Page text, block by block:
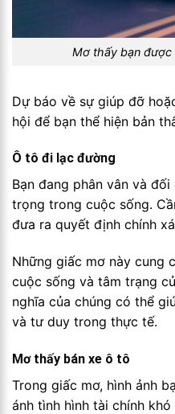
Mơ thấy bạn
Dự báo về sự giúp đỡ
hội để bạn thể hiện bản
Ô tô đi lạc đường
Bạn đang phân vân và
trọng trong cuộc sống.
đưa ra quyết định chính
Những giấc mơ này cung
cuộc sống và tâm trạng
nghĩa của chúng có thể
và tư duy trong thực tế.
Mơ thấy bán xe ô tô
Trong giấc mơ, hình ảnh
ánh tình hình tài chính